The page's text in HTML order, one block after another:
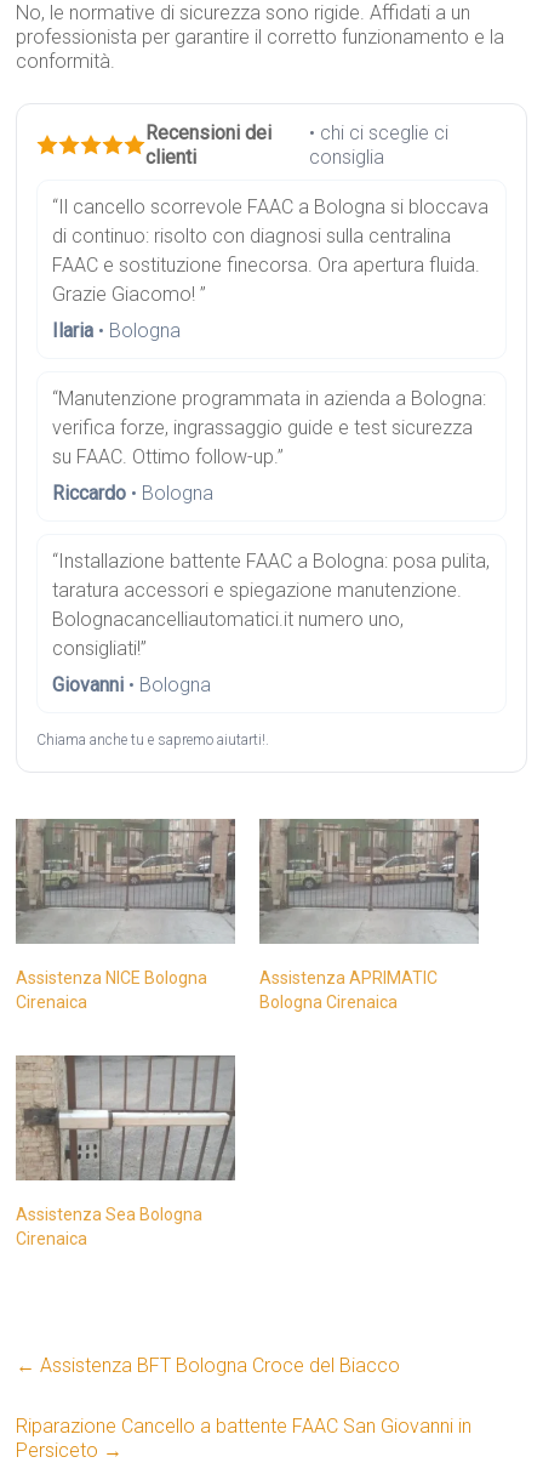
No, le normative di sicurezza sono rigide. Affidati a un
professionista per garantire il corretto funzionamento e la
conformità.
Recensioni dei
clienti
• chi ci sceglie ci
consiglia
“Il cancello scorrevole FAAC a Bologna si bloccava
di continuo: risolto con diagnosi sulla centralina
FAAC e sostituzione finecorsa. Ora apertura fluida.
Grazie Giacomo! ”
Ilaria • Bologna
“Manutenzione programmata in azienda a Bologna:
verifica forze, ingrassaggio guide e test sicurezza
su FAAC. Ottimo follow-up.”
Riccardo • Bologna
“Installazione battente FAAC a Bologna: posa pulita,
taratura accessori e spiegazione manutenzione.
Bolognacancelliautomatici.it numero uno,
consigliati!”
Giovanni • Bologna
Chiama anche tu e sapremo aiutarti!.
Assistenza NICE Bologna
Cirenaica
Assistenza APRIMATIC
Bologna Cirenaica
Assistenza Sea Bologna
Cirenaica
← Assistenza BFT Bologna Croce del Biacco
Riparazione Cancello a battente FAAC San Giovanni in
Persiceto →